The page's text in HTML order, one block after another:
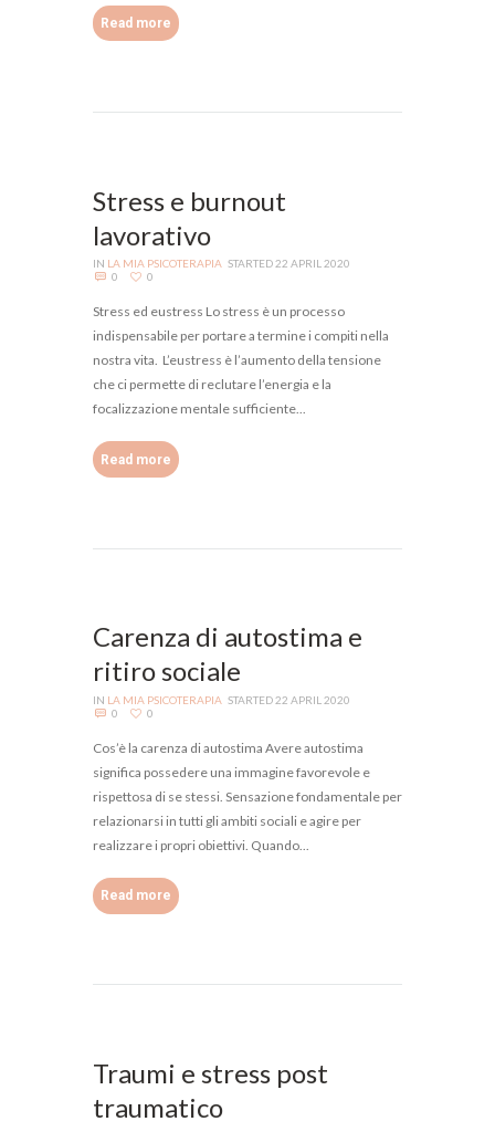
Read more
Stress e burnout
lavorativo
IN LA MIA PSICOTERAPIA STARTED22 APRIL 2020
0
0
Stress ed eustress Lo stress è un processo
indispensabile per portare a termine i compiti nella
nostra vita. L’eustress è l’aumento della tensione
che ci permette di reclutare l’energia e la
focalizzazione mentale sufficiente...
Read more
Carenza di autostima e
ritiro sociale
IN LA MIA PSICOTERAPIA STARTED22 APRIL 2020
0
0
Cos’è la carenza di autostima Avere autostima
significa possedere una immagine favorevole e
rispettosa di se stessi. Sensazione fondamentale per
relazionarsi in tutti gli ambiti sociali e agire per
realizzare i propri obiettivi. Quando...
Read more
Traumi e stress post
traumatico